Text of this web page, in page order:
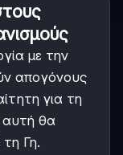
με την
απογόνους
για τη
αυτή θα
Γη.